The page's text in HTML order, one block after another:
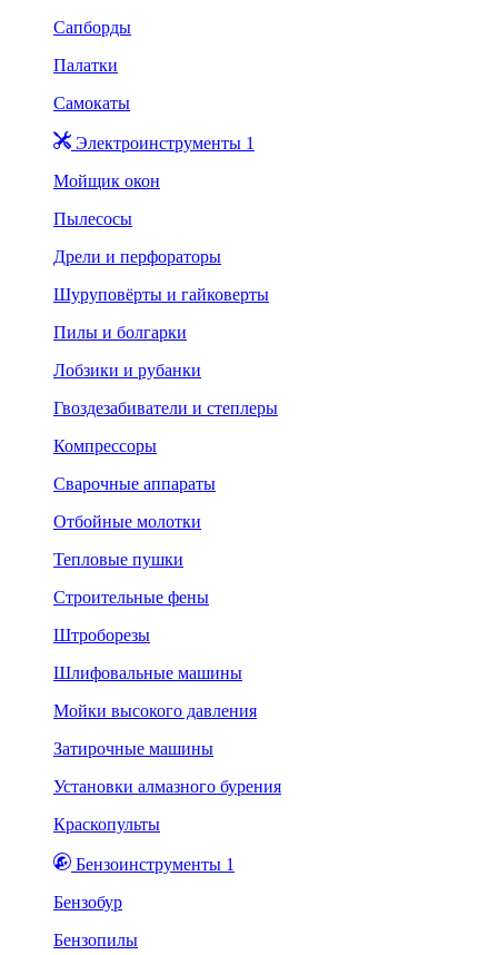
Сапборды
Палатки
Самокаты
Электроинструменты 1
Мойщик окон
Пылесосы
Дрели и перфораторы
Шуруповёрты и гайковерты
Пилы и болгарки
Лобзики и рубанки
Гвоздезабиватели и степлеры
Компрессоры
Сварочные аппараты
Отбойные молотки
Тепловые пушки
Строительные фены
Штроборезы
Шлифовальные машины
Мойки высокого давления
Затирочные машины
Установки алмазного бурения
Краскопульты
Бензоинструменты 1
Бензобур
Бензопилы